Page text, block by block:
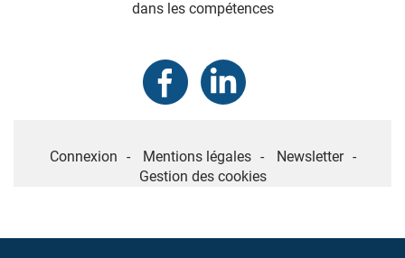
dans les compétences
MENUConnexion Mentions légales
Newsletter
Gestion des cookies